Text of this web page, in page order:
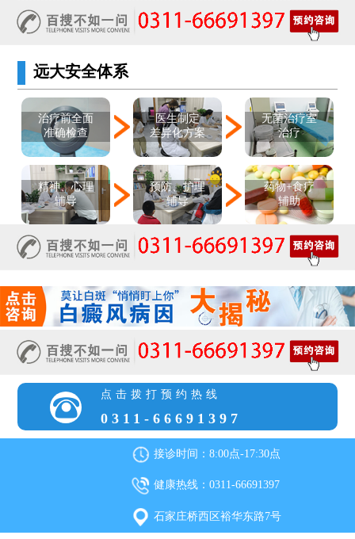
远大安全体系
治疗前全面
准确检查
医生制定
差异化方案
无菌治疗室
治疗
精神、心理
辅导
预防、护理
辅导
药物+食疗
辅助
点击拨打预约热线
0311-66691397
接诊时间：8:00点-17:30点
健康热线：0311-66691397
石家庄桥西区裕华东路7号